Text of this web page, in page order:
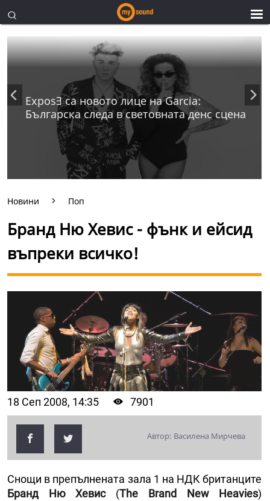
ExposƎ са новото лице на Garcia:
Българска следа в световната денс сцена
Новини Поп
Бранд Ню Хевис - фънк и ейсид
въпреки всичко!
18 Сеп 2008, 14:35 7901
Автор: Василена Мирчева
Снощи в препълнената зала 1 на НДК британците
Бранд Ню Хевис(The Brand New Heaviеs)